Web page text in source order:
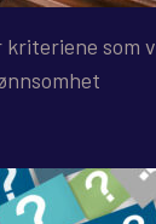
kriteriene som